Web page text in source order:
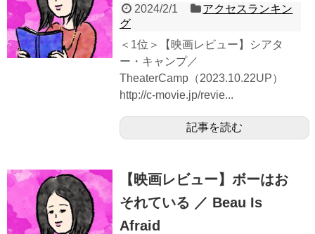
2024/2/1
アクセスランキン
グ
＜1位＞【映画レビュー】シアタ
ー・キャンプ／
TheaterCamp（2023.10.22UP）
http://c-movie.jp/revie...
記事を読む
【映画レビュー】ボーはお
それている ／ Beau Is
Afraid